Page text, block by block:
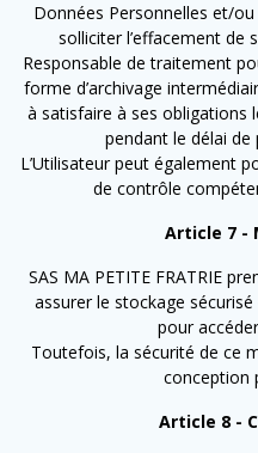
Données Personnelles et/
solliciter l’effacement de
Responsable de traitement
forme d’archivage
à satisfaire à ses obligations
pendant le délai de
L’Utilisateur peut également
de contrôle
Article 7 -
SAS MA PETITE FRATRIE
assurer le stockage
pour
Toutefois, la sécurité de ce
conception
Article 8 -